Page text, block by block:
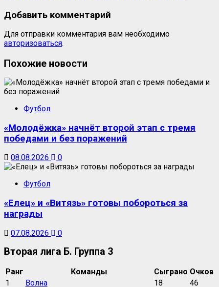
Добавить комментарий
Для отправки комментария вам необходимо
авторизоваться.
Похожие новости
Футбол
«Молодёжка» начнёт второй этап с тремя
победами и без поражений
08.08.2026 0
Футбол
«Елец» и «Витязь» готовы побороться за
награды
07.08.2026 0
Вторая лига Б. Группа 3
Ранг Команды Сыграно Очков
1
Волна 18
46